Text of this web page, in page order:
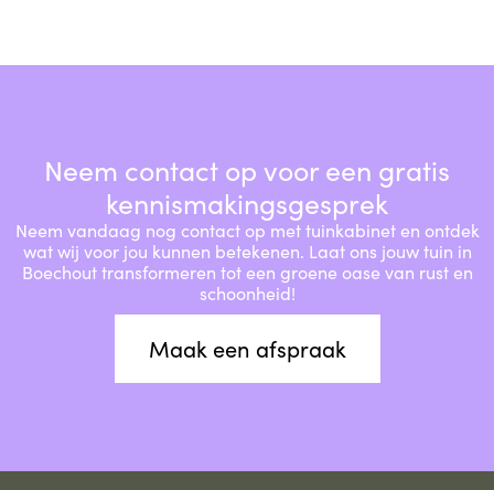
Neem contact op voor een gratis
kennismakingsgesprek
Neem vandaag nog contact op met tuinkabinet en ontdek
wat wij voor jou kunnen betekenen. Laat ons jouw tuin in
Boechout transformeren tot een groene oase van rust en
schoonheid!
Maak een afspraak